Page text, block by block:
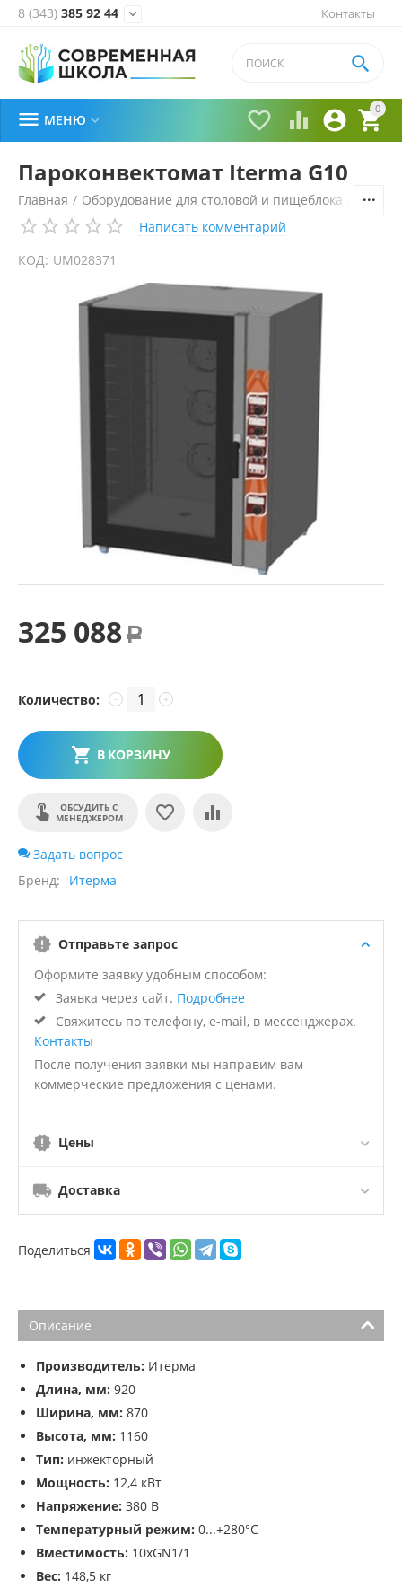
Контакты
8 (343) 385 92 44 
0


 

 МЕНЮ 
Пароконвектомат Iterma G10
Главная / Оборудование для столовой и пищеблока
Написать комментарий
КОД: UM028371
325 088 Р
Количество: +
−
В КОРЗИНУ
ОБСУДИТЬ С
МЕНЕДЖЕРОМ
Задать вопрос
Бренд
Итерма
Отправьте запрос
Оформите заявку удобным способом:
Заявка через сайт. Подробнее
Свяжитесь по телефону, e-mail, в мессенджерах.
Контакты
После получения заявки мы направим вам
коммерческие предложения с ценами.
Цены
Доставка
Поделиться
Описание
Производитель: Итерма
Длина, мм: 920
Ширина, мм: 870
Высота, мм: 1160
Тип: инжекторный
Мощность: 12,4 кВт
Напряжение: 380 В
Температурный режим: 0...+280°C
Вместимость: 10хGN1/1
Вес: 148,5 кг